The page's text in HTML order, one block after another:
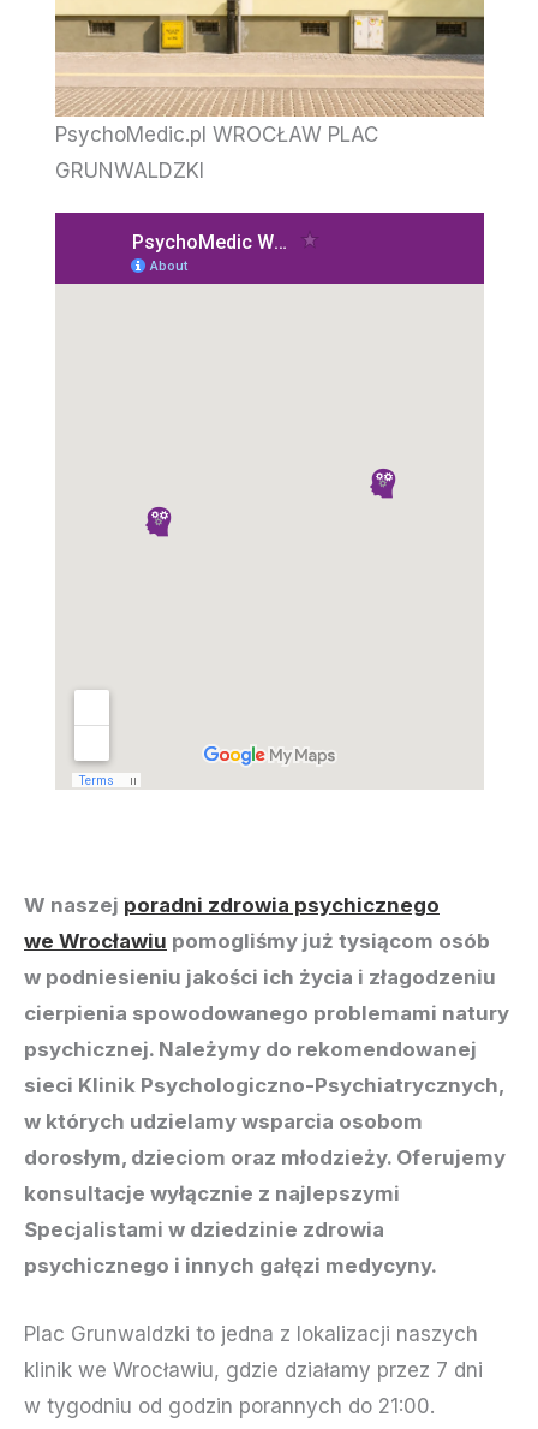
PsychoMedic.pl WROCŁAW PLAC
GRUNWALDZKI
W naszej poradni zdrowia psychicznego
we Wrocławiu pomogliśmy już tysiącom osób
w podniesieniu jakości ich życia i złagodzeniu
cierpienia spowodowanego problemami natury
psychicznej. Należymy do rekomendowanej
sieci Klinik Psychologiczno-Psychiatrycznych,
w których udzielamy wsparcia osobom
dorosłym, dzieciom oraz młodzieży. Oferujemy
konsultacje wyłącznie z najlepszymi
Specjalistami w dziedzinie zdrowia
psychicznego i innych gałęzi medycyny.
Plac Grunwaldzki to jedna z lokalizacji naszych
klinik we Wrocławiu, gdzie działamy przez 7 dni
w tygodniu od godzin porannych do 21:00.